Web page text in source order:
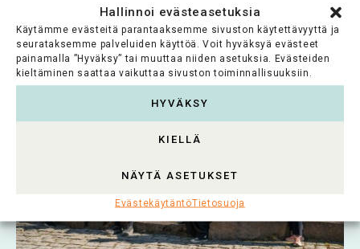
Hallinnoi evästeasetuksia
Käytämme evästeitä parantaaksemme sivuston käytettävyyttä ja
seurataksemme palveluiden käyttöä. Voit hyväksyä evästeet
painamalla ”Hyväksy” tai muuttaa niiden asetuksia. Evästeiden
kieltäminen saattaa vaikuttaa sivuston toiminnallisuuksiin.
HYVÄKSY
KIELLÄ
NÄYTÄ ASETUKSET
EvästekäytäntöTietosuoja
Lue koko artikkeli >